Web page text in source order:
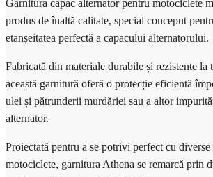
Garnitura capac alternator pentru motociclete
produs de înaltă calitate, special conceput
etanșeitatea perfectă a capacului alternatorului.
Fabricată din materiale durabile și rezistente la
această garnitură oferă o protecție eficientă
ulei și pătrunderii murdăriei sau a altor
alternator.
Proiectată pentru a se potrivi perfect cu diverse
motociclete, garnitura Athena se remarcă prin